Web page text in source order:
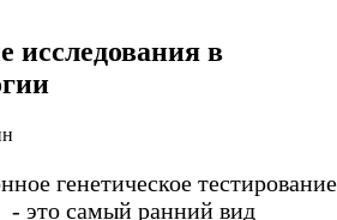
исследования в
генетическое тестирование
самый ранний вид